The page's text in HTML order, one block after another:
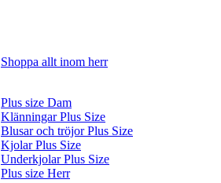
Shoppa allt inom herr
Plus size Dam
Klänningar Plus Size
Blusar och tröjor Plus Size
Kjolar Plus Size
Underkjolar Plus Size
Plus size Herr